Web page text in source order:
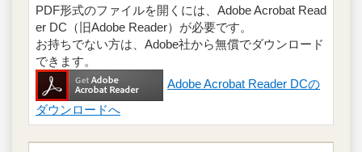
PDF形式のファイルを開くには、Adobe Acrobat Read
er DC（旧Adobe Reader）が必要です。
お持ちでない方は、Adobe社から無償でダウンロード
できます。
Adobe Acrobat Reader DCの
ダウンロードへ